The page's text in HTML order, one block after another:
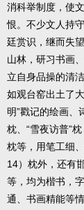
消科举制度，使
恨。不少文人持
廷赏识，继而失
山林，研习书画
立自身品操的清
如观台窑出土了
明”戳记的绘画、
枕、“雪夜访普”
枕等，用笔工细
14）枕外，还有
等，均为楷书，
通、书画精能等